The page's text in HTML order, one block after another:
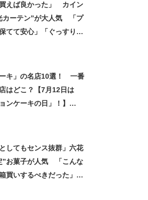
買えば良かった」 カイン
カーテン”が大人気 「プ
てて安心」「ぐっすり眠
キ」の名店10選！ 一番
はどこ？【7月12日は
ンケーキの日」！】
してもセンス抜群」六花
”お菓子が人気 「こんな
買いするべきだった」